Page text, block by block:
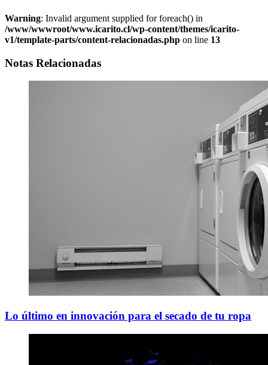
Warning: Invalid argument supplied for foreach() in
/www/wwwroot/www.icarito.cl/wp-content/themes/icarito-
v1/template-parts/content-relacionadas.php on line 13
Notas Relacionadas
Lo último en innovación para el secado de tu ropa